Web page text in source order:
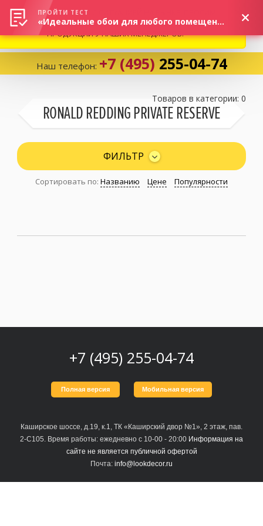
Избранное:0 товаров
Каталог
Заказать обратный звонок
Наш телефон: +7 (495) 255-04-74
RONALD REDDING PRIVATE RESERVE
Товаров в категории: 0
ФИЛЬТР
Сортировать по: Названию Цене Популярности
+7 (495) 255-04-74
Полная версия Мобильная версия
Каширское шоссе, д.19, к.1, ТК «Каширский двор №1», 2 этаж, пав.
2-С105. Время работы: ежедневно с 10-00 - 20:00 Информация на
сайте не является публичной офертой
Почта: info@lookdecor.ru
ВНИМАНИЕ! В СВЯЗИ С СИТУАЦИЕЙ НА РЫНКЕ, ПРОСИМ
УТОЧНЯТЬ АКТУАЛЬНУЮ СТОИМОСТЬ И НАЛИЧИЕ
ПРОДУКЦИИ У НАШИХ МЕНЕДЖЕРОВ.
ПРОЙТИ ТЕСТ
«Идеальные обои для любого помещения!»